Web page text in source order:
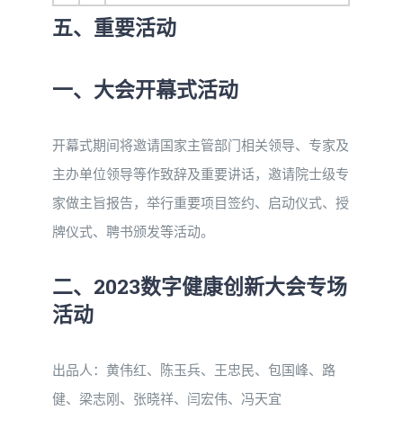
五、重要活动
一、大会开幕式活动
开幕式期间将邀请国家主管部门相关领导、专家及
主办单位领导等作致辞及重要讲话，邀请院士级专
家做主旨报告，举行重要项目签约、启动仪式、授
牌仪式、聘书颁发等活动。
二、2023数字健康创新大会专场
活动
出品人：黄伟红、陈玉兵、王忠民、包国峰、路
健、梁志刚、张晓祥、闫宏伟、冯天宜